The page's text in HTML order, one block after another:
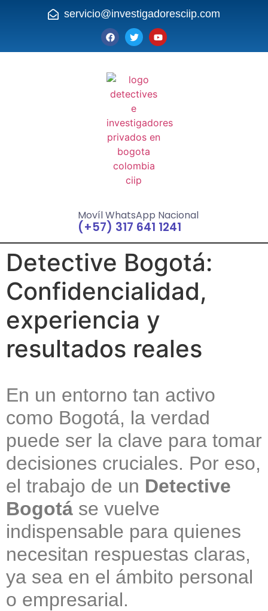
servicio@investigadoresciip.com
Movíl WhatsApp Nacional
(+57) 317 641 1241
Detective Bogotá:
Confidencialidad,
experiencia y
resultados reales
En un entorno tan activo
como Bogotá, la verdad
puede ser la clave para tomar
decisiones cruciales. Por eso,
el trabajo de un Detective
Bogotá se vuelve
indispensable para quienes
necesitan respuestas claras,
ya sea en el ámbito personal
o empresarial.